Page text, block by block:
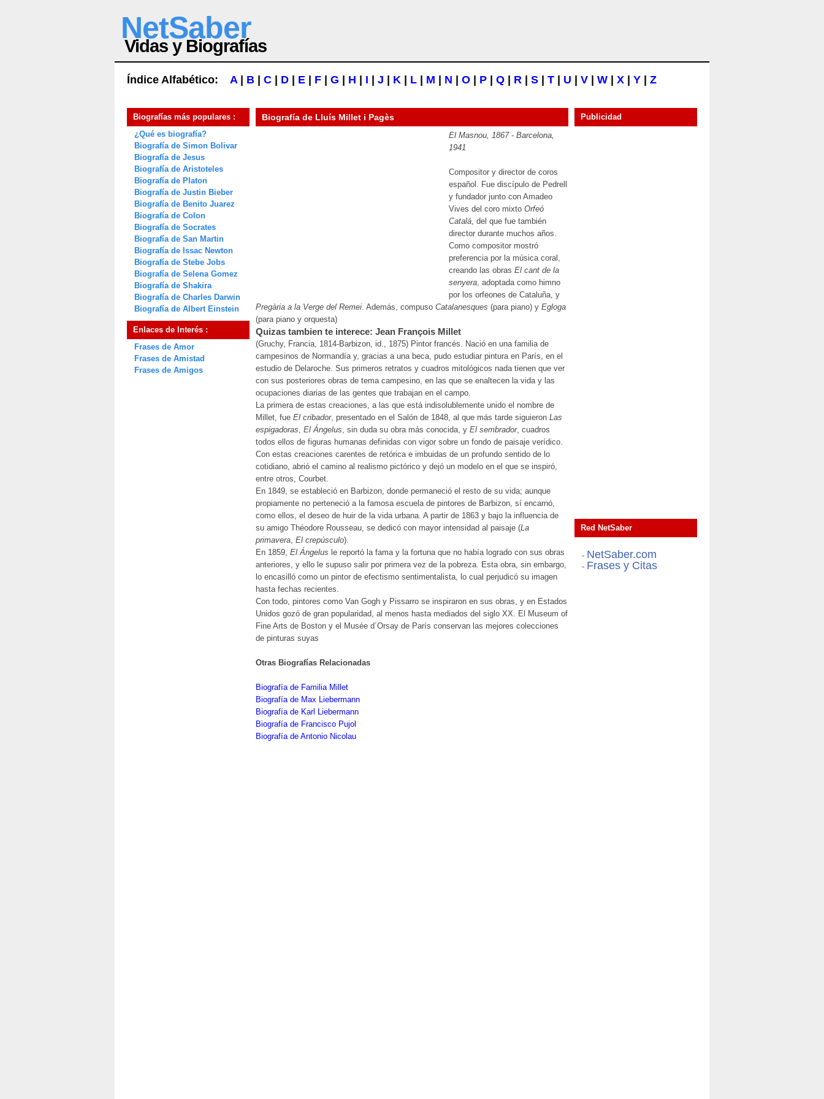
NetSaber
Vidas y Biografías
Índice Alfabético: A| B C D E F G H I J K L M N O P Q R S T U V W X Y Z
Biografías más populares :
¿Qué es biografía?
Biografía de Simon Bolivar
Biografía de Jesus
Biografía de Aristoteles
Biografía de Platon
Biografía de Justin Bieber
Biografía de Benito Juarez
Biografía de Colon
Biografía de Socrates
Biografía de San Martin
Biografía de Issac Newton
Biografía de Stebe Jobs
Biografía de Selena Gomez
Biografía de Shakira
Biografía de Charles Darwin
Biografía de Albert Einstein
Enlaces de Interés :
Frases de Amor
Frases de Amistad
Frases de Amigos
Biografía de Lluís Millet i Pagès
El Masnou, 1867 - Barcelona,
1941
Compositor y director de coros
español. Fue discípulo de Pedrell
y fundador junto con Amadeo
Vives del coro mixto Orfeó
Catalá, del que fue también
director durante muchos años.
Como compositor mostró
preferencia por la música coral,
creando las obras El cant de la
senyera, adoptada como himno
por los orfeones de Cataluña, y
Pregària a la Verge del Remei. Además, compuso Catalanesques (para piano) y Egloga
(para piano y orquesta)
Quizas tambien te interece: Jean François Millet
(Gruchy, Francia, 1814-Barbizon, id., 1875) Pintor francés. Nació en una familia de
campesinos de Normandía y, gracias a una beca, pudo estudiar pintura en París, en el
estudio de Delaroche. Sus primeros retratos y cuadros mitológicos nada tienen que ver
con sus posteriores obras de tema campesino, en las que se enaltecen la vida y las
ocupaciones diarias de las gentes que trabajan en el campo.
La primera de estas creaciones, a las que está indisolublemente unido el nombre de
Millet, fue El cribador, presentado en el Salón de 1848, al que más tarde siguieron Las
espigadoras, El Ángelus, sin duda su obra más conocida, y El sembrador, cuadros
todos ellos de figuras humanas definidas con vigor sobre un fondo de paisaje verídico.
Con estas creaciones carentes de retórica e imbuidas de un profundo sentido de lo
cotidiano, abrió el camino al realismo pictórico y dejó un modelo en el que se inspiró,
entre otros, Courbet.
En 1849, se estableció en Barbizon, donde permaneció el resto de su vida; aunque
propiamente no perteneció a la famosa escuela de pintores de Barbizon, sí encarnó,
como ellos, el deseo de huir de la vida urbana. A partir de 1863 y bajo la influencia de
su amigo Théodore Rousseau, se dedicó con mayor intensidad al paisaje (La
primavera, El crepúsculo).
En 1859, El Ángelus le reportó la fama y la fortuna que no había logrado con sus obras
anteriores, y ello le supuso salir por primera vez de la pobreza. Esta obra, sin embargo,
lo encasilló como un pintor de efectismo sentimentalista, lo cual perjudicó su imagen
hasta fechas recientes.
Con todo, pintores como Van Gogh y Pissarro se inspiraron en sus obras, y en Estados
Unidos gozó de gran popularidad, al menos hasta mediados del siglo XX. El Museum of
Fine Arts de Boston y el Musée d´Orsay de París conservan las mejores colecciones
de pinturas suyas
Otras Biografías Relacionadas
Biografía de Familia Millet
Biografía de Max Liebermann
Biografía de Karl Liebermann
Biografía de Francisco Pujol
Biografía de Antonio Nicolau
Publicidad
Red NetSaber
- NetSaber.com
- Frases y Citas